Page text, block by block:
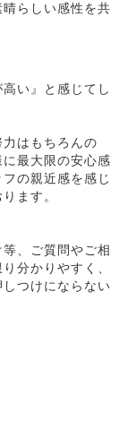
らしい感性を共
い』と感じてし
はもちろんの
最大限の安心感
の親近感を感じ
ます。
、ご質問やご相
分かりやすく、
つけにならない